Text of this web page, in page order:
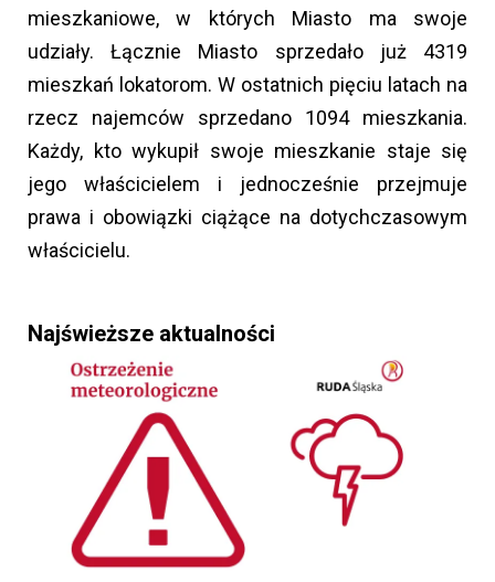
mieszkaniowe, w których Miasto ma swoje
udziały. Łącznie Miasto sprzedało już 4319
mieszkań lokatorom. W ostatnich pięciu latach na
rzecz najemców sprzedano 1094 mieszkania.
Każdy, kto wykupił swoje mieszkanie staje się
jego właścicielem i jednocześnie przejmuje
prawa i obowiązki ciążące na dotychczasowym
właścicielu.
Najświeższe aktualności